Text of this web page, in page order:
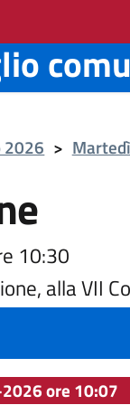
2026 >
10:30
alla VII
ore 10:07